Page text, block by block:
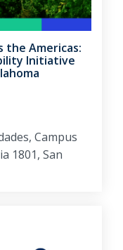
the Americas:
Initiative
Campus
1801, San